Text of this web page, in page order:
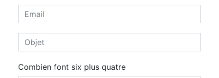
Combien font six plus quatre